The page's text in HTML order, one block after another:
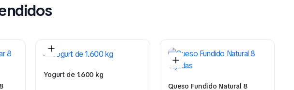
Yogurt de 1.600 kg
Queso Fundido Natural 8